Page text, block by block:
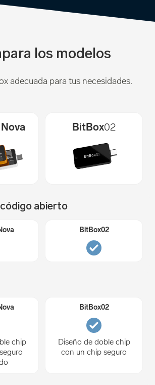
los modelos
adecuada para tus necesidades.
Nova BitBox02
abierto
chip
Diseño de doble chip
con un chip seguro